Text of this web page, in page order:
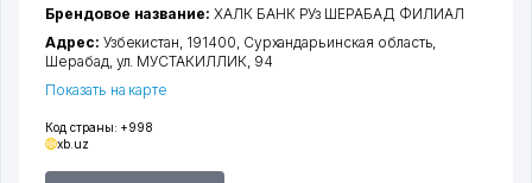
Код страны: +998
xb.uz
Брендовое название: ХАЛК БАНК РУз ШЕРАБАД ФИЛИАЛ
Адрес: Узбекистан, 191400, Сурхандарьинская область
Шерабад ул. МУСТАКИЛЛИК , 94
Показать на карте